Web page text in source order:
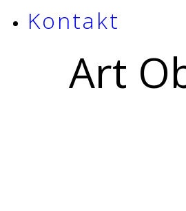
Kontakt
Art